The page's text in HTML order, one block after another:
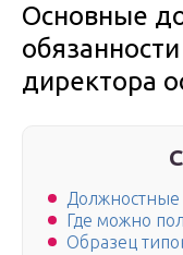
Основные
директора
Должностные
Где можно
Образец